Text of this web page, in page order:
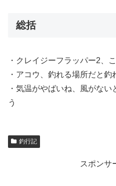
総括
・クレイジーフラッパー2、
・アコウ、釣れる場所だと
・気温がやばいね、風がな
う
釣行記
スポンサ